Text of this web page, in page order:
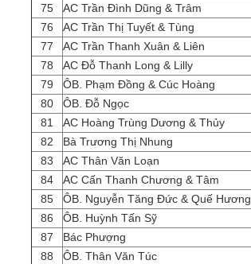
75
AC Trần Đình Dũng & Trâm
76
AC Trần Thị Tuyết & Tùng
77
AC Trần Thanh Xuân & Liên
78
AC Đỗ Thanh Long & Lilly
79
ÔB. Phạm Đồng & Cúc Hoàng
80
ÔB. Đỗ Ngọc
81
AC Hoàng Trùng Dương & Thủy
82
Bà Trương Thị Nhung
83
AC Thân Văn Loạn
84
AC Cấn Thanh Chương & Tâm
85
ÔB. Nguyễn Tăng Đức & Quế Hương
86
ÔB. Huỳnh Tấn Sỹ
87
Bác Phượng
88
ÔB. Thân Văn Túc